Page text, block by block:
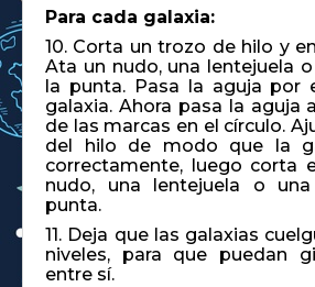
Para cada galaxia:
10. Corta un trozo de hilo y
Ata un nudo, una lentejuela
la punta. Pasa la aguja por
galaxia. Ahora pasa la aguja
de las marcas en el círculo.
del hilo de modo que la
correctamente, luego corta
nudo, una lentejuela o
punta.
11. Deja que las galaxias
niveles, para que puedan
entre sí.